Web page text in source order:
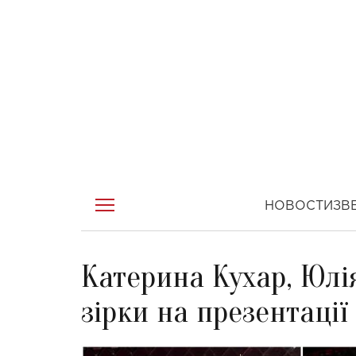
НОВОСТИ
Катерина Кухар,
зірки на